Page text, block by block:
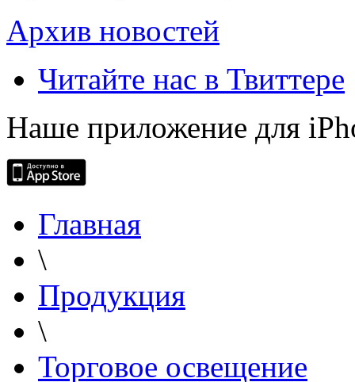
Архив новостей
Читайте нас в Твиттере
Наше приложение для
Главная
\
Продукция
\
Торговое освещение